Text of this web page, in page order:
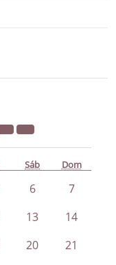
Sáb Dom
6
7
13
14
20 21